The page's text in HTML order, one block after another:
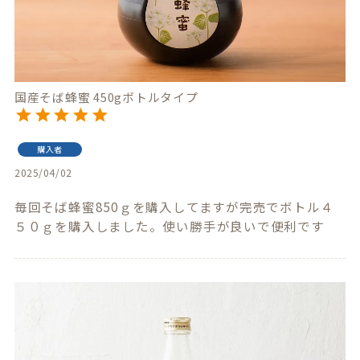
国産そば蜂蜜 450gボトルタイプ
購入者
2025/04/02
毎回そば蜂蜜850ｇを購入してますが完売でボトル４